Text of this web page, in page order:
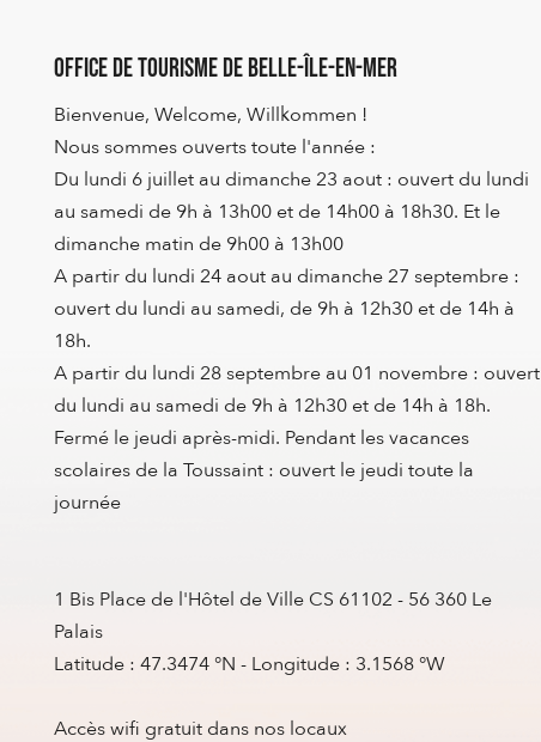
Office de Tourisme de Belle-Île-en-Mer
Bienvenue, Welcome, Willkommen !
Nous sommes ouverts toute l'année :
Du lundi 6 juillet au dimanche 23 aout : ouvert du lundi
au samedi de 9h à 13h00 et de 14h00 à 18h30. Et le
dimanche matin de 9h00 à 13h00
A partir du lundi 24 aout au dimanche 27 septembre :
ouvert du lundi au samedi, de 9h à 12h30 et de 14h à
18h.
A partir du lundi 28 septembre au 01 novembre : ouvert
du lundi au samedi de 9h à 12h30 et de 14h à 18h.
Fermé le jeudi après-midi. Pendant les vacances
scolaires de la Toussaint : ouvert le jeudi toute la
journée
1 Bis Place de l'Hôtel de Ville CS 61102 - 56 360 Le
Palais
Latitude : 47.3474 °N - Longitude : 3.1568 °W
Accès wifi gratuit dans nos locaux